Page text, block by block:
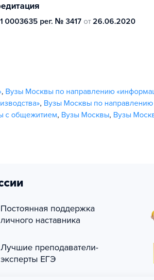
0003635 рег. № 3417 от 26.06.2020
, Вузы Москвы по направлению
, Вузы Москвы по направлению
с общежитием, Вузы Москвы, Вузы
Постоянная поддержка
личного наставника
Лучшие преподаватели-
эксперты ЕГЭ